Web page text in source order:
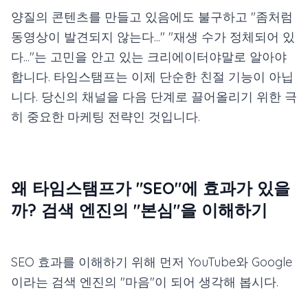
양질의 콘텐츠를 만들고 있음에도 불구하고 "좀처럼
동영상이 발견되지 않는다..." "재생 수가 정체되어 있
다..."는 고민을 안고 있는 크리에이터야말로 알아야
합니다. 타임스탬프는 이제 단순한 친절 기능이 아닙
니다. 당신의 채널을 다음 단계로 끌어올리기 위한 극
히 중요한 마케팅 전략인 것입니다.
왜 타임스탬프가 "SEO"에 효과가 있을
까? 검색 엔진의 "본심"을 이해하기
SEO 효과를 이해하기 위해 먼저 YouTube와 Google
이라는 검색 엔진의 "마음"이 되어 생각해 봅시다.